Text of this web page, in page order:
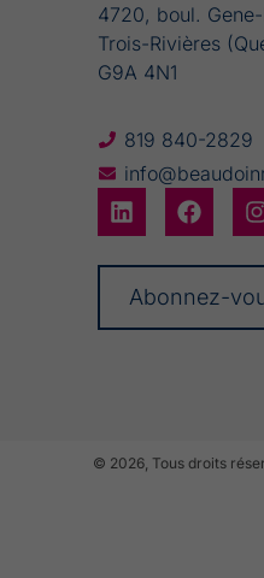
4720, boul.
Trois-Rivières
G9A 4N1
819 840-2829
Abonnez-
© 2026, Tous droits